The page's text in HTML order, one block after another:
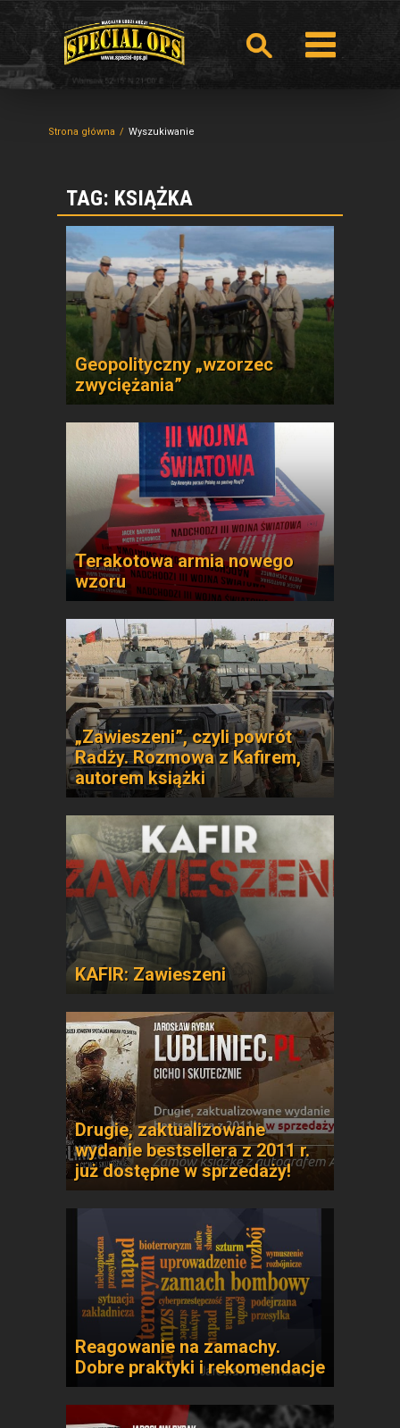
Strona główna Wyszukiwanie
TAG: KSIĄŻKA
Geopolityczny „wzorzec
zwyciężania”
Terakotowa armia nowego
wzoru
„Zawieszeni”, czyli powrót
Radży. Rozmowa z Kafirem,
autorem książki
KAFIR: Zawieszeni
Drugie, zaktualizowane
wydanie bestsellera z 2011 r.
już dostępne w sprzedaży!
Reagowanie na zamachy.
Dobre praktyki i rekomendacje